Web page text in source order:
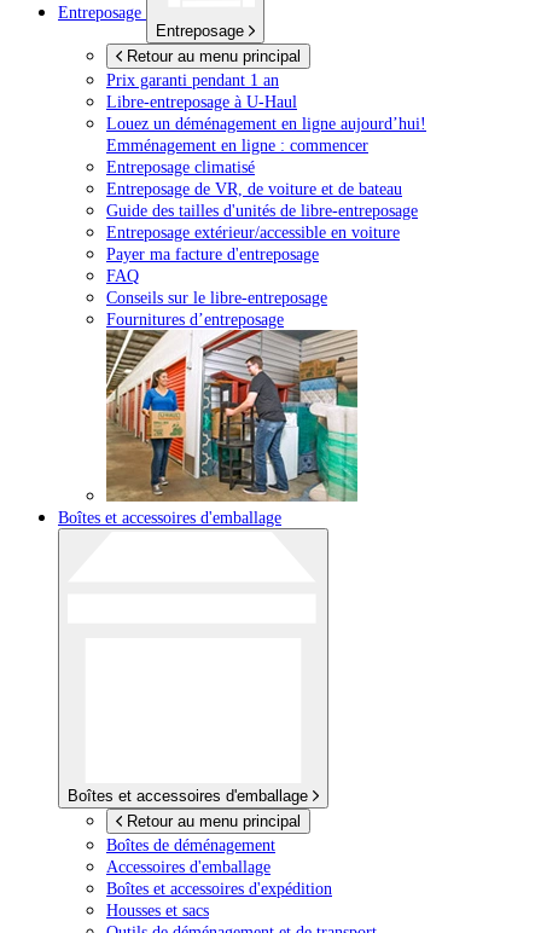
Entreposage
Entreposage
Retour au menu principal
Prix garanti pendant 1 an
Libre-entreposage à U-Haul
Louez un déménagement en ligne aujourd’hui!
Emménagement en ligne : commencer
Entreposage climatisé
Entreposage de VR, de voiture et de bateau
Guide des tailles d'unités de libre-entreposage
Entreposage extérieur/accessible en voiture
Payer ma facture d'entreposage
FAQ
Conseils sur le libre-entreposage
Fournitures d’entreposage
Boîtes et accessoires d'emballage
Boîtes et accessoires d'emballage
Retour au menu principal
Boîtes de déménagement
Accessoires d'emballage
Boîtes et accessoires d'expédition
Housses et sacs